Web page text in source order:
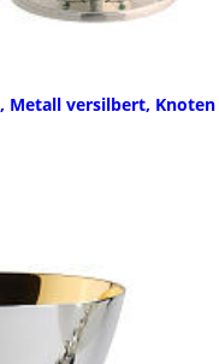
Metall versilbert, Knoten